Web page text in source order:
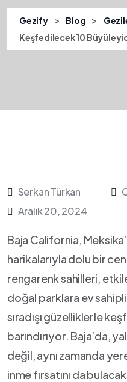
Gezify > Blog >
Keşfedilecek 10
Serkan Türkan
Aralık 20, 2024
Baja California,
harikalarıyla dolu bir
rengarenk sahilleri,
doğal parklara ev
sıradışı güzelliklerle
barındırıyor. Baja’da,
⁣değil, aynı ⁢zamanda
inme fırsatını da